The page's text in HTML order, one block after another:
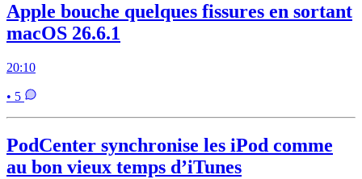
Apple bouche quelques fissures en sortant
macOS 26.6.1
20:10
• 5
PodCenter synchronise les iPod comme
au bon vieux temps d’iTunes